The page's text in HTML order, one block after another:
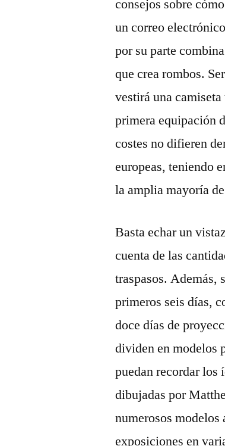
consejos sobre
un correo
por su parte
que crea rombos.
vestirá una
primera equipación
costes no difieren
europeas, teniendo
la amplia mayoría
Basta echar un
cuenta de las
traspasos. Además,
primeros seis días,
doce días de
dividen en modelos
puedan recordar los
dibujadas por
numerosos
exposiciones en